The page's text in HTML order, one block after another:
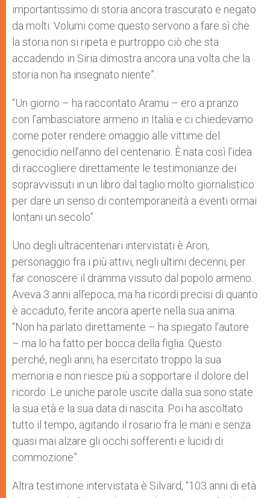
importantissimo di storia ancora trascurato e negato
da molti. Volumi come questo servono a fare sì che
la storia non si ripeta e purtroppo ciò che sta
accadendo in Siria dimostra ancora una volta che la
storia non ha insegnato niente”.
“Un giorno – ha raccontato Aramu – ero a pranzo
con l’ambasciatore armeno in Italia e ci chiedevamo
come poter rendere omaggio alle vittime del
genocidio nell’anno del centenario. È nata così l’idea
di raccogliere direttamente le testimonianze dei
sopravvissuti in un libro dal taglio molto giornalistico
per dare un senso di contemporaneità a eventi ormai
lontani un secolo”.
Uno degli ultracentenari intervistati è Aron,
personaggio fra i più attivi, negli ultimi decenni, per
far conoscere il dramma vissuto dal popolo armeno.
Aveva 3 anni all’epoca, ma ha ricordi precisi di quanto
è accaduto, ferite ancora aperte nella sua anima.
“Non ha parlato direttamente – ha spiegato l’autore
– ma lo ha fatto per bocca della figlia. Questo
perché, negli anni, ha esercitato troppo la sua
memoria e non riesce più a sopportare il dolore del
ricordo. Le uniche parole uscite dalla sua sono state
la sua età e la sua data di nascita. Poi ha ascoltato
tutto il tempo, agitando il rosario fra le mani e senza
quasi mai alzare gli occhi sofferenti e lucidi di
commozione”.
Altra testimone intervistata è Silvard, “103 anni di età